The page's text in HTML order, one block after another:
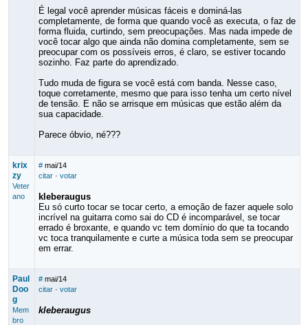
É legal você aprender músicas fáceis e dominá-las
completamente, de forma que quando você as executa, o faz de
forma fluida, curtindo, sem preocupações. Mas nada impede de
você tocar algo que ainda não domina completamente, sem se
preocupar com os possíveis erros, é claro, se estiver tocando
sozinho. Faz parte do aprendizado.
Tudo muda de figura se você está com banda. Nesse caso,
toque corretamente, mesmo que para isso tenha um certo nível
de tensão. E não se arrisque em músicas que estão além da
sua capacidade.
Parece óbvio, né???
krix
zy
Veter
ano
# mai/14
citar· votar
kleberaugus
Eu só curto tocar se tocar certo, a emoção de fazer aquele solo
incrível na guitarra como sai do CD é incomparável, se tocar
errado é broxante, e quando vc tem domínio do que ta tocando
vc toca tranquilamente e curte a música toda sem se preocupar
em errar.
Paul
Doo
g
Mem
bro
# mai/14
citar· votar
kleberaugus